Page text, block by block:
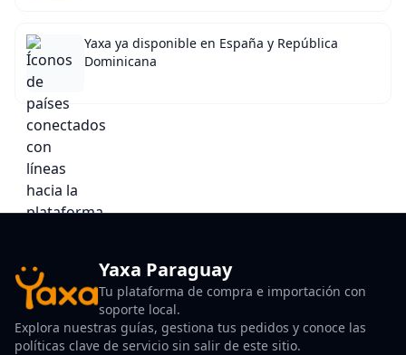
Yaxa ya disponible en España y República
Dominicana
Yaxa Paraguay
Tu plataforma de compra e importación con
soporte local.
Explora nuestras guías, gestiona tus pedidos y conoce las
políticas clave de servicio sin salir de este sitio.